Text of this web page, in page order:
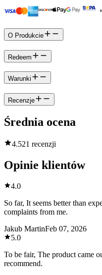
O Produkcie
Redeem
Warunki
Recenzje
Średnia ocena
4.521 recenzji
Opinie klientów
4.0
So far, It seems better than
complaints from me.
Jakub MartinFeb 07, 2026
5.0
To be fair, The product came
recommend.